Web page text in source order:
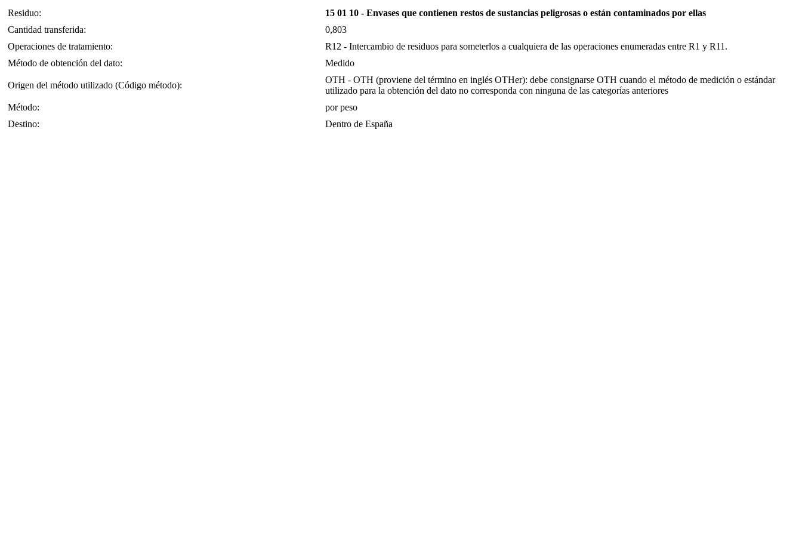
Residuo:
15 01 10 - Envases que contienen restos de sustancias peligrosas o están contaminados por ellas
Cantidad transferida:
0,803
Operaciones de tratamiento:
R12 - Intercambio de residuos para someterlos a cualquiera de las operaciones enumeradas entre R1 y R11.
Método de obtención del dato:
Medido
Origen del método utilizado (Código método):
OTH - OTH (proviene del término en inglés OTHer): debe consignarse OTH cuando el método de medición o estándar
utilizado para la obtención del dato no corresponda con ninguna de las categorías anteriores
Método:
por peso
Destino:
Dentro de España